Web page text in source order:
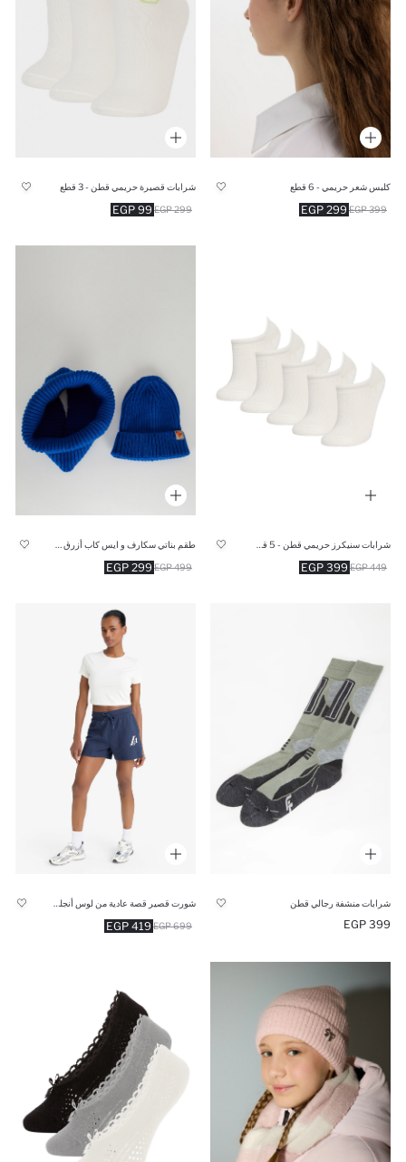
كلبس شعر حريمي - 6 قطع
299 EGP 399 EGP
شرابات قصيرة حريمي قطن - 3 قطع
99 EGP 299 EGP
399 EGP 449 EGP
299 EGP 499 EGP
شرابات منشفة رجالي قطن
399 EGP
419 EGP 699 EGP